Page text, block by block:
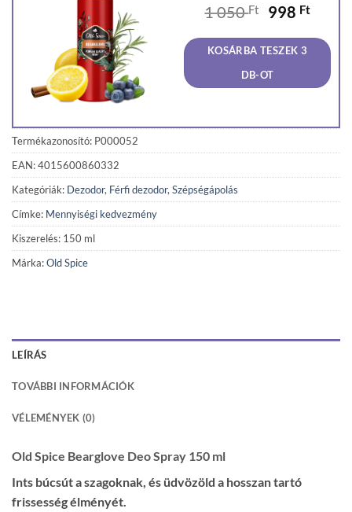
1 050Ft
Original
was:
1
050 Ft.
998 Ft
is:
998
KOSÁRBA TESZEK 3
DB-OT
Termékazonosító: P000052
EAN: 4015600860332
Kategóriák: Dezodor, Férfi dezodor, Szépségápolás
Címke: Mennyiségi kedvezmény
Kiszerelés: 150 ml
Márka:Old Spice
LEÍRÁS
TOVÁBBI INFORMÁCIÓK
VÉLEMÉNYEK (0)
Old Spice Bearglove Deo Spray 150 ml
Ints búcsút a szagoknak, és üdvözöld a hosszan tartó
frissesség élményét.